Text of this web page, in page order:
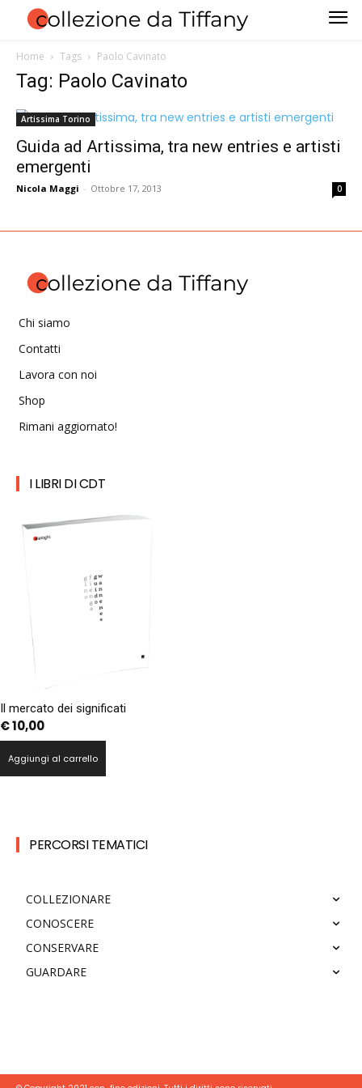
Home Tags Paolo Cavinato
Tag: Paolo Cavinato
Artissima Torino
Guida ad Artissima, tra new entries e artisti
emergenti
Nicola Maggi - Ottobre 17, 2013 0
Chi siamo
Contatti
Lavora con noi
Shop
Rimani aggiornato!
I LIBRI DI CDT
Il mercato dei significati
€10,00
Aggiungi al carrello
PERCORSI TEMATICI
COLLEZIONARE
CONOSCERE
CONSERVARE
GUARDARE